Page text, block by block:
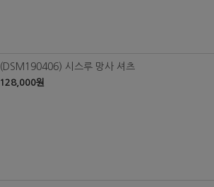
(DSM190406) 시스루 망사 셔츠
128,000원